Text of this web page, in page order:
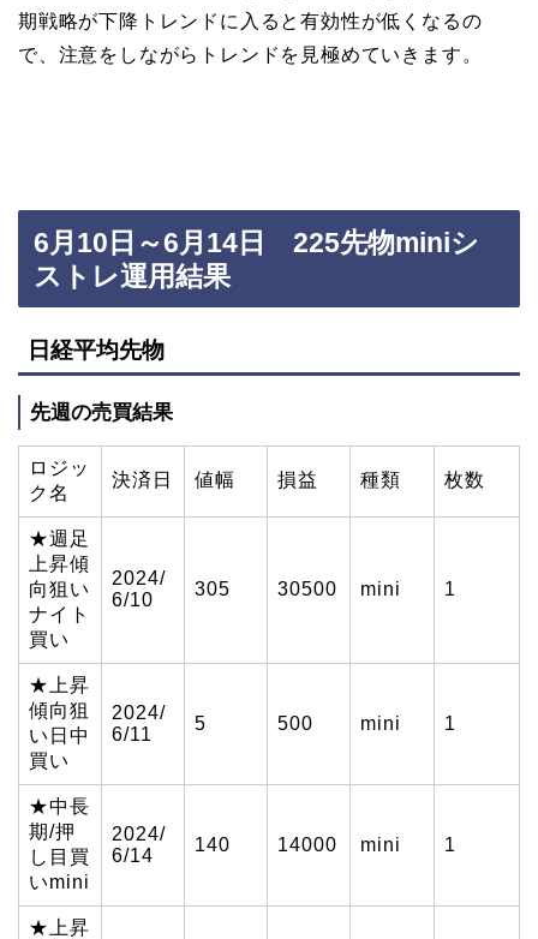
期戦略が下降トレンドに入ると有効性が低くなるの
で、注意をしながらトレンドを見極めていきます。
6月10日～6月14日 225先物miniシ
ストレ運用結果
日経平均先物
先週の売買結果
ロジッ
ク名
決済日 値幅 損益 種類 枚数
★週足
上昇傾
向狙い
ナイト
買い
2024/
6/10
305 30500 mini 1
★上昇
傾向狙
い日中
買い
2024/
6/11
5 500 mini 1
★中長
期/押
し目買
いmini
2024/
6/14
140 14000 mini 1
★上昇